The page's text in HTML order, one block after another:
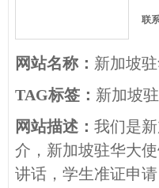
联
网站名称： 新加坡
TAG标签： 新加坡
网站描述： 我们是
介，新加坡驻华大
讲话，学生准证申